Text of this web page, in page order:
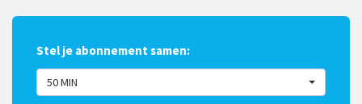
Stel je abonnement samen:
50 MIN